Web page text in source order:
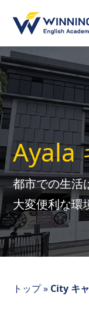
Ayala
都市での生活
大変便利な環
トップ» City キ